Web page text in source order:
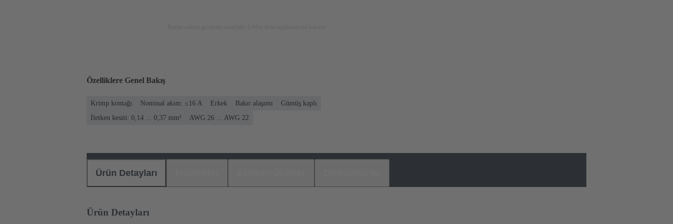
Özelliklere Genel Bakış
Krimp kontağı Nominal akım: ≤16 A Erkek Bakır alaşımı
Gümüş kaplı
İletken kesiti: 0,14 ... 0,37 mm²
AWG 26 ... AWG 22
Ürün Detayları
Ürün Detayları